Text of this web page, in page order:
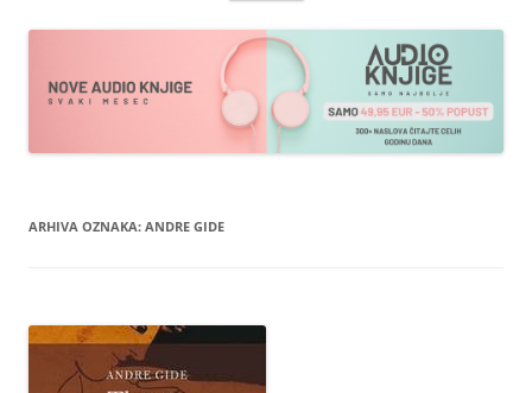
sadržaja
ARHIVA OZNAKA: ANDRE GIDE